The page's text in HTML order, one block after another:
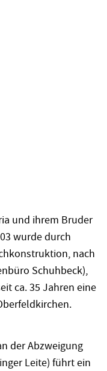
und ihrem Bruder
wurde durch
nach
Schuhbeck),
ca. 35 Jahren eine
der Abzweigung
Leite) führt ein